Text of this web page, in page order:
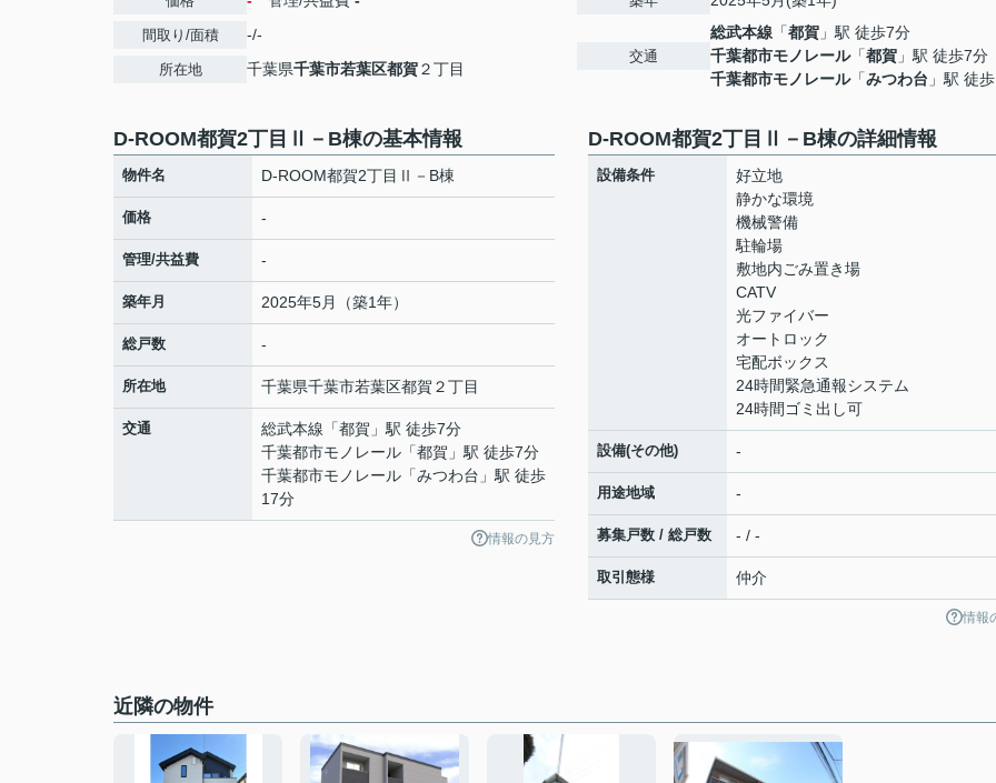
間取り/面積 -/-
所在地 千葉県千葉市若葉区都賀２丁目
交通
総武本線 「都賀 」駅 徒歩7分
千葉都市モノレール「都賀 」駅 徒歩7分
千葉都市モノレール「みつわ台 」駅 徒
D-ROOM都賀2丁目Ⅱ－B棟の基本情報
物件名 D-ROOM都賀2丁目Ⅱ－B棟
価格 -
管理/共益費 -
築年月 2025年5月（築1年）
総戸数 -
所在地 千葉県千葉市若葉区都賀 ２丁目
交通 総武本線 「都賀 」駅 徒歩7分
千葉都市モノレール 「都賀 」駅 徒歩7分
千葉都市モノレール 「みつわ台 」駅 徒歩
17分
情報の見方
D-ROOM都賀2丁目Ⅱ－B棟の詳細情報
設備条件
好立地
静かな環境
機械警備
駐輪場
敷地内ごみ置き場
CATV
光ファイバー
オートロック
宅配ボックス
24時間緊急通報システム
24時間ゴミ出し可
設備(その他) -
用途地域 -
募集戸数 / 総戸数 - / -
取引態様 仲介
情報
近隣の物件